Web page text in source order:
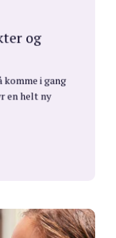
og
komme i gang
en helt ny